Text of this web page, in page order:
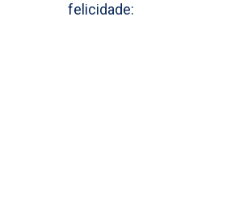
felicidade: